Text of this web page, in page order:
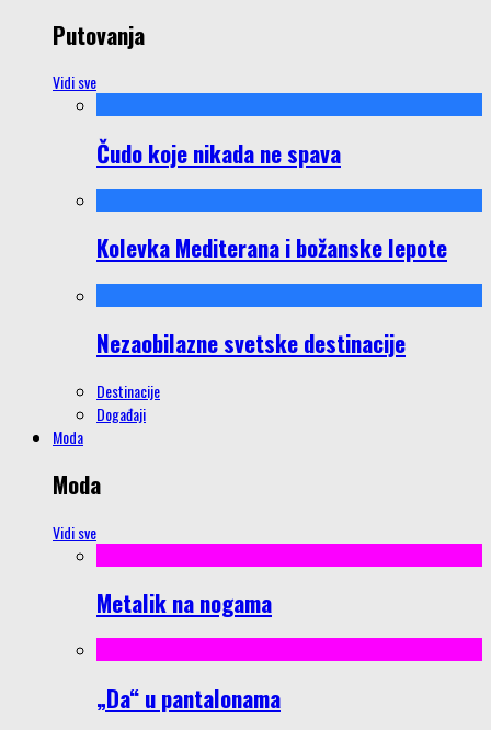
Putovanja
Vidi sve
Čudo koje nikada ne spava
Kolevka Mediterana i božanske lepote
Nezaobilazne svetske destinacije
Destinacije
Događaji
Moda
Moda
Vidi sve
Metalik na nogama
„Da“ u pantalonama